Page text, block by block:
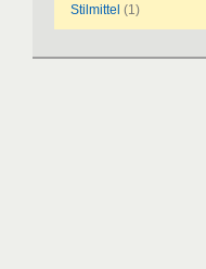
Stilmittel (1)